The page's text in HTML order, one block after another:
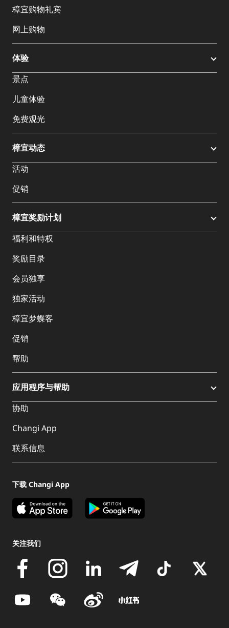
樟宜购物礼宾
网上购物
体验
景点
儿童体验
免费观光
樟宜动态
活动
促销
樟宜奖励计划
福利和特权
奖励目录
会员独享
独家活动
樟宜梦蝶客
促销
帮助
应用程序与帮助
协助
Changi App
联系信息
下载 Changi App
关注我们